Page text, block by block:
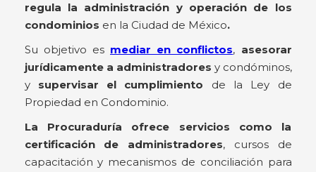
regula la administración y operación de los
condominios en la Ciudad de México.
Su objetivo es mediar en conflictos, asesorar
jurídicamente a administradores y condóminos,
y supervisar el cumplimiento de la Ley de
Propiedad en Condominio.
La Procuraduría ofrece servicios como la
certificación de administradores, cursos de
capacitación y mecanismos de conciliación para